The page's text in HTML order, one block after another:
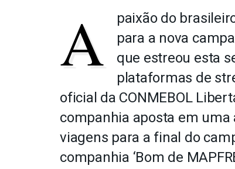
A
paixão do
para a nova
que estreou esta
plataformas de
oficial da CONMEBOL
companhia aposta em
viagens para a final do
companhia ‘Bom de